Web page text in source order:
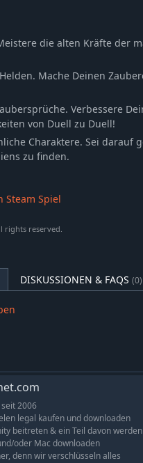
die alten Kräfte der
Mache Deinen
Verbessere
von Duell zu Duell!
Charaktere. Sei darauf
zu finden.
Steam Spiel
rights reserved.
DISKUSSIONEN & FAQS (0)
2006
legal kaufen und downloaden
beitreten & ein Teil davon werden
oder Mac downloaden
denn wir verschlüsseln alles